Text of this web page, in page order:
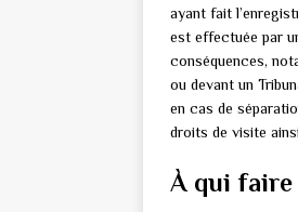
ayant fait
est effectuée par
conséquences,
ou devant un
en cas de
droits de visite
À qui faire